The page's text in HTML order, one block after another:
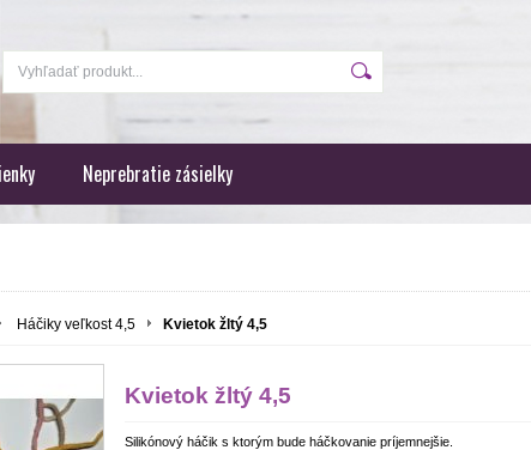
Neprebratie zásielky
Háčiky veľkost 4,5 Kvietok žltý 4,5
Kvietok žltý 4,5
Silikónový háčik s ktorým bude háčkovanie príjemnejšie.